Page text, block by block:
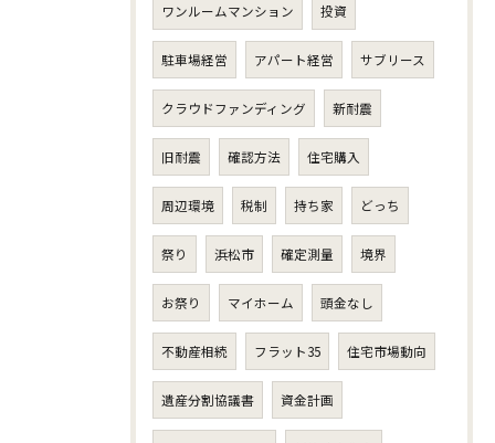
ワンルームマンション 投資
駐車場経営 アパート経営 サブリース
クラウドファンディング 新耐震
旧耐震 確認方法 住宅購入
周辺環境 税制 持ち家 どっち
祭り 浜松市 確定測量 境界
お祭り マイホーム 頭金なし
不動産相続 フラット35 住宅市場動向
遺産分割協議書 資金計画